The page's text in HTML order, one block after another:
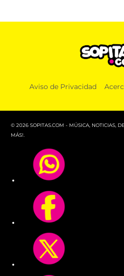
Aviso de Privacidad
© 2026 SOPITAS.COM - MÚSICA, NOTICIAS,
MÁS!.